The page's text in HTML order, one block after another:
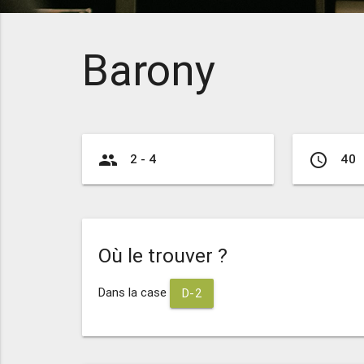
Barony
group 2 - 4 access_time 40
Où le trouver ?
Dans la case D-2